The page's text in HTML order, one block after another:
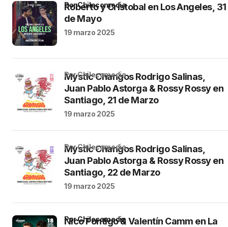
Roberto y Cristobal en Los Angeles, 31
de Mayo
por Chilecomedia
19 marzo 2025
Mystic Changos Rodrigo Salinas,
Juan Pablo Astorga & Rossy Rossy en
Santiago, 21 de Marzo
por Chilecomedia
19 marzo 2025
Mystic Changos Rodrigo Salinas,
Juan Pablo Astorga & Rossy Rossy en
Santiago, 22 de Marzo
por Chilecomedia
19 marzo 2025
Nico Pontigo & Valentín Camm en La
por Chilecomedia